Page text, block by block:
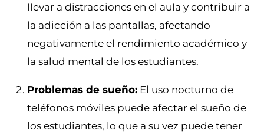
llevar a distracciones en el aula y contribuir a
la adicción a las pantallas, afectando
negativamente el rendimiento académico y
la salud mental de los estudiantes.
Problemas de sueño: El uso nocturno de
teléfonos móviles puede afectar el sueño de
los estudiantes, lo que a su vez puede tener